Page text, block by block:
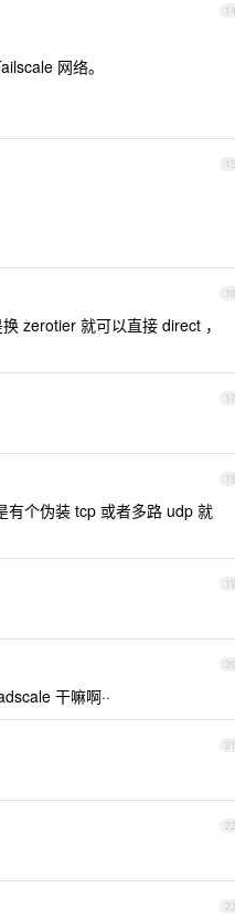
14
网络。
15
16
zerotier 就可以直接 direct ，
17
18
有个伪装 tcp 或者多路 udp 就
19
20
干嘛啊··
21
22
23